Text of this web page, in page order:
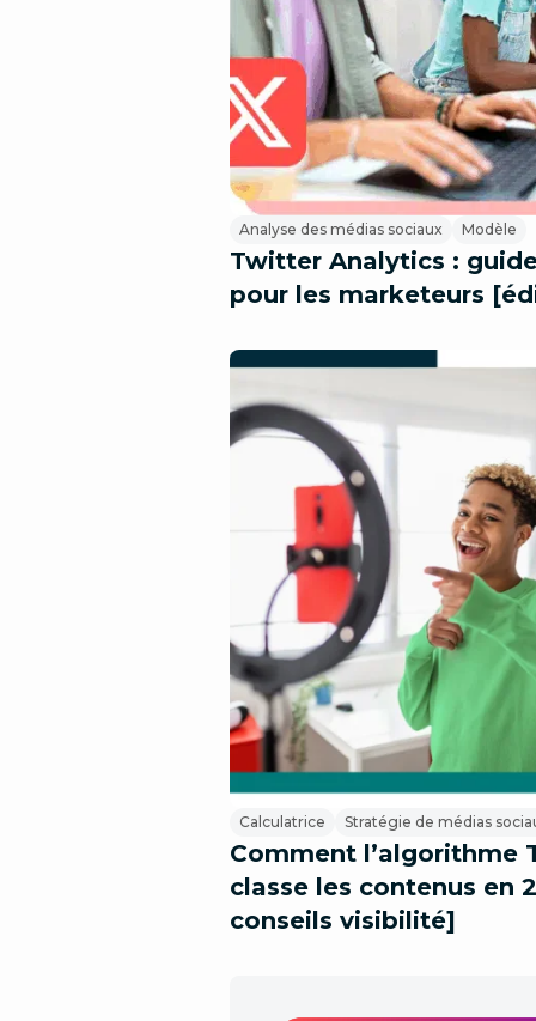
Analyse des médias sociaux Modèle
Twitter Analytics :
pour les marketeurs
Calculatrice Stratégie de médias
Comment l’algorithme
classe les contenus en
conseils visibilité]